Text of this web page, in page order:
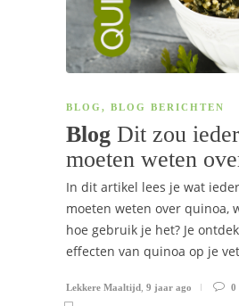
BLOG , BLOG BERICHTEN
Blog Dit zou
moeten weten
In dit artikel lees je wat
moeten weten over quinoa,
hoe gebruik je het? Je
effecten van quinoa op je
Lekkere Maaltijd 9 jaar ago 0